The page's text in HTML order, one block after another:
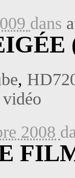
dans
,
vidéo
2008